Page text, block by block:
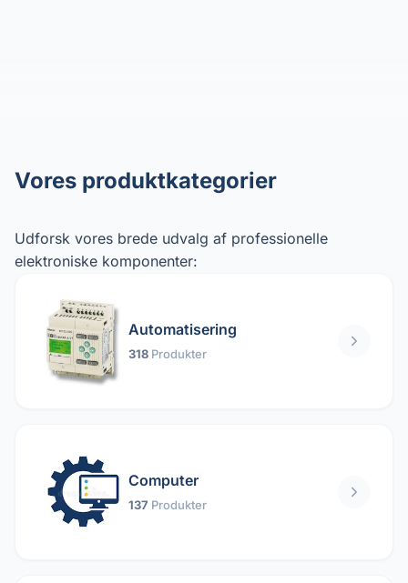
Vores produktkategorier
Udforsk vores brede udvalg af professionelle
elektroniske komponenter:
Automatisering
318 Produkter
Computer
137 Produkter